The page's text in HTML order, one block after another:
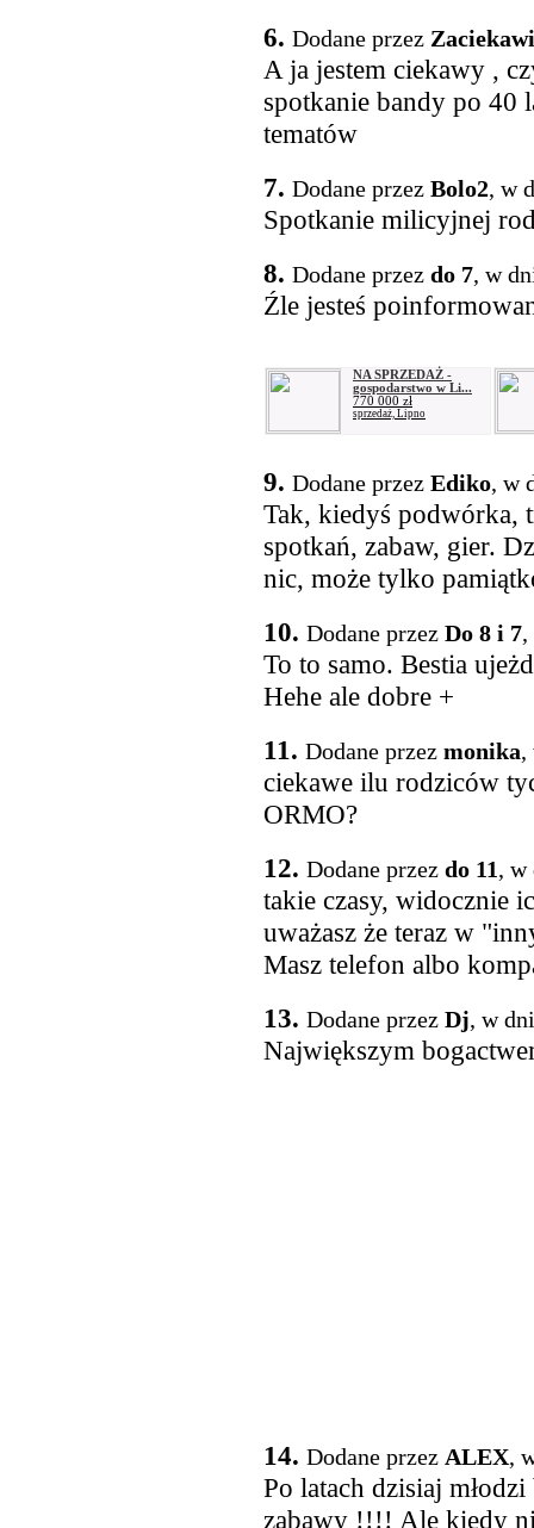
6. Dodane przez
A ja jestem ciekawy ,
spotkanie bandy po 40
tematów
7. Dodane przez Bolo2, w
Spotkanie milicyjnej
8. Dodane przez do 7, w
Źle jesteś
NA SPRZEDAŻ -
gospodarstwo w Li...
770 000 zł
sprzedaż, Lipno
9. Dodane przez Ediko, w
Tak, kiedyś podwórka,
spotkań, zabaw, gier.
nic, może tylko
10. Dodane przez Do 8 i 7,
To to samo. Bestia
Hehe ale dobre +
11. Dodane przez monika,
ciekawe ilu rodziców
ORMO?
12. Dodane przez do 11, w
takie czasy, widocznie
uważasz że teraz w
Masz telefon albo
13. Dodane przez Dj, w
Największym
14. Dodane przez ALEX,
Po latach dzisiaj
zabawy !!!! Ale kiedy